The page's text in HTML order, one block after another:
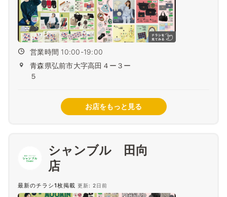
営業時間 10:00-19:00
青森県弘前市大字高田４ー３ー
５
お店をもっと見る
シャンブル 田向
最新のチラシ1枚掲載 更新: 2日前